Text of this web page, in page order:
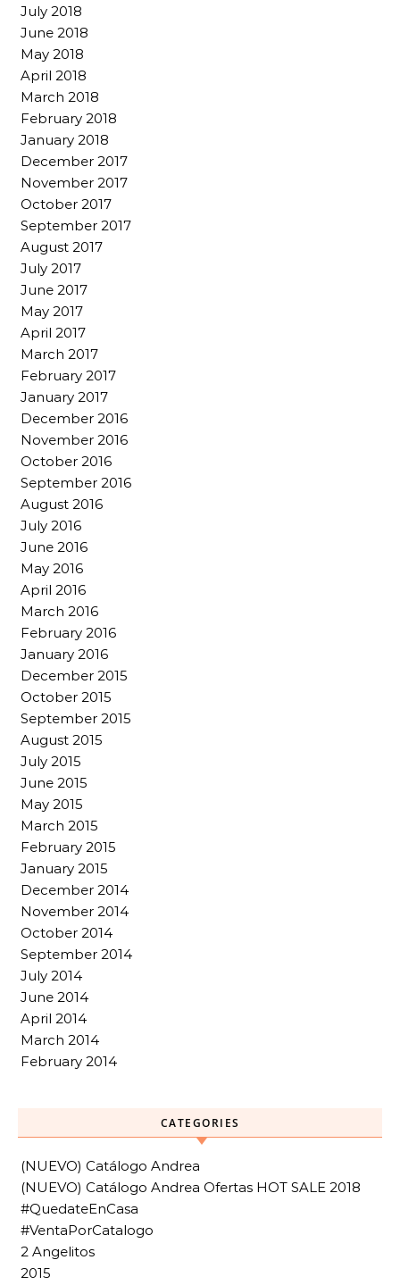
July 2018
June 2018
May 2018
April 2018
March 2018
February 2018
January 2018
December 2017
November 2017
October 2017
September 2017
August 2017
July 2017
June 2017
May 2017
April 2017
March 2017
February 2017
January 2017
December 2016
November 2016
October 2016
September 2016
August 2016
July 2016
June 2016
May 2016
April 2016
March 2016
February 2016
January 2016
December 2015
October 2015
September 2015
August 2015
July 2015
June 2015
May 2015
March 2015
February 2015
January 2015
December 2014
November 2014
October 2014
September 2014
July 2014
June 2014
April 2014
March 2014
February 2014
CATEGORIES
(NUEVO) Catálogo Andrea
(NUEVO) Catálogo Andrea Ofertas HOT SALE 2018
#QuedateEnCasa
#VentaPorCatalogo
2 Angelitos
2015